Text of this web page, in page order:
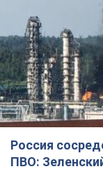
Россия
ПВО: